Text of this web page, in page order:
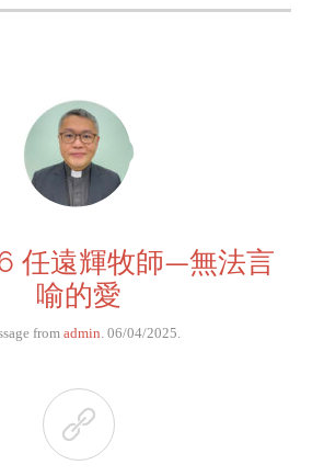
任遠輝牧師—無法言
喻的愛
from admin . 06/04/2025.
